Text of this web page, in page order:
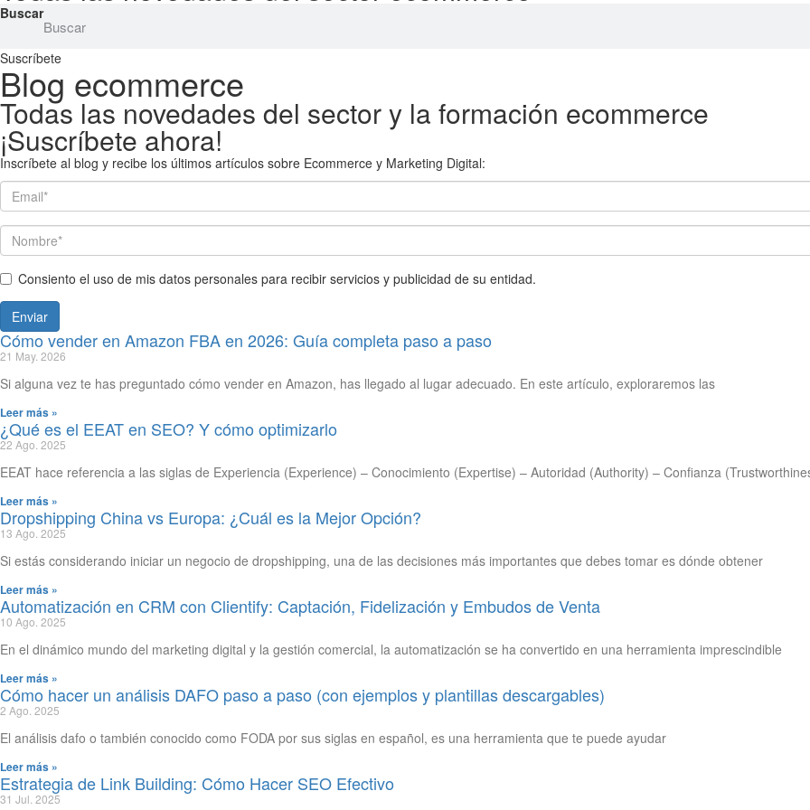
Buscar
Suscríbete
Blog ecommerce
Todas las novedades del sector y la formación ecommerce
¡Suscríbete ahora!
Inscríbete al blog y recibe los últimos artículos sobre Ecommerce y Marketing Digital:
Consiento el uso de mis datos personales para recibir servicios y publicidad de su entidad.
Cómo vender en Amazon FBA en 2026: Guía completa paso a paso
21 May. 2026
Si alguna vez te has preguntado cómo vender en Amazon, has llegado al lugar adecuado. En este artículo, exploraremos las
Leer más »
¿Qué es el EEAT en SEO? Y cómo optimizarlo
22 Ago. 2025
EEAT hace referencia a las siglas de Experiencia (Experience) – Conocimiento (Expertise) – Autoridad (Authority) – Confianza
Leer más »
Dropshipping China vs Europa: ¿Cuál es la Mejor Opción?
13 Ago. 2025
Si estás considerando iniciar un negocio de dropshipping, una de las decisiones más importantes que debes tomar es dónde obtener
Leer más »
Automatización en CRM con Clientify: Captación, Fidelización y Embudos de Venta
10 Ago. 2025
En el dinámico mundo del marketing digital y la gestión comercial, la automatización se ha convertido en una herramienta imprescindible
Leer más »
Cómo hacer un análisis DAFO paso a paso (con ejemplos y plantillas descargables)
2 Ago. 2025
El análisis dafo o también conocido como FODA por sus siglas en español, es una herramienta que te puede ayudar
Leer más »
Estrategia de Link Building: Cómo Hacer SEO Efectivo
31 Jul. 2025